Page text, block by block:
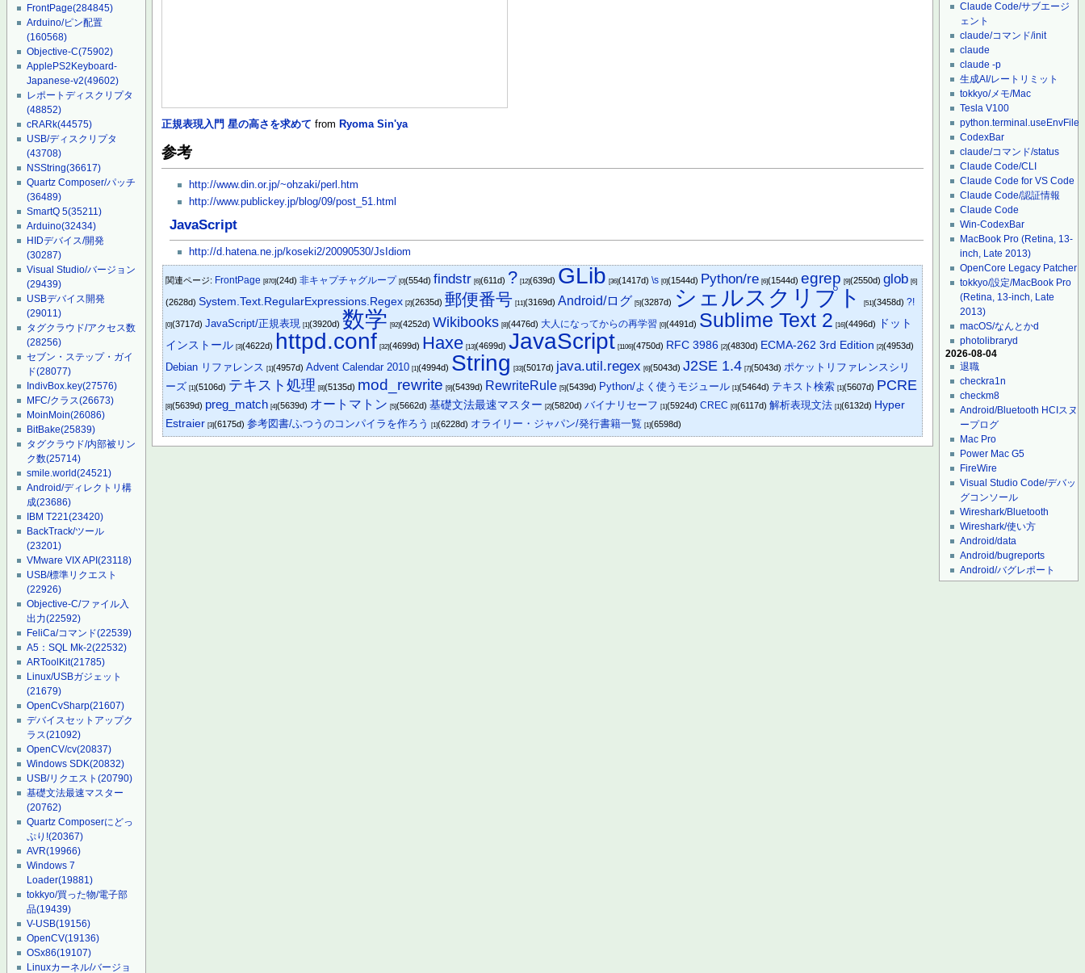
FrontPage(284845)
Arduino/ピン配置
(160568)
Objective-C(75902)
ApplePS2Keyboard-
Japanese-v2(49602)
レポートディスクリプタ
(48852)
cRARk(44575)
USB/ディスクリプタ
(43708)
NSString(36617)
Quartz Composer/パッチ
(36489)
SmartQ 5(35211)
Arduino(32434)
HIDデバイス/開発
(30287)
Visual Studio/バージョン
(29439)
USBデバイス開発
(29011)
タグクラウド/アクセス数
(28256)
セブン・ステップ・ガイ
ド(28077)
IndivBox.key(27576)
MFC/クラス(26673)
MoinMoin(26086)
BitBake(25839)
タグクラウド/内部被リン
ク数(25714)
smile.world(24521)
Android/ディレクトリ構
成(23686)
IBM T221(23420)
BackTrack/ツール
(23201)
VMware VIX API(23118)
USB/標準リクエスト
(22926)
Objective-C/ファイル入
出力(22592)
FeliCa/コマンド(22539)
A5：SQL Mk-2(22532)
ARToolKit(21785)
Linux/USBガジェット
(21679)
OpenCvSharp(21607)
デバイスセットアップク
ラス(21092)
OpenCV/cv(20837)
Windows SDK(20832)
USB/リクエスト(20790)
基礎文法最速マスター
(20762)
Quartz Composerにどっ
ぷり!(20367)
AVR(19966)
Windows 7
Loader(19881)
tokkyo/買った物/電子部
品(19439)
V-USB(19156)
OpenCV(19136)
OSx86(19107)
Linuxカーネル/バージョ
正規表現入門 星の高さを求めて from Ryoma Sin'ya
参考
http://www.din.or.jp/~ohzaki/perl.htm
http://www.publickey.jp/blog/09/post_51.html
JavaScript
http://d.hatena.ne.jp/koseki2/20090530/JsIdiom
関連ページ: FrontPage [870](24d)非キャプチャグループ [0](554d)findstr [6](611d) ? [12](639d) GLib [36](1417d)\s [0](1544d) Python/re [6](1544d)egrep [9](2550d)glob [6]
(2628d)System.Text.RegularExpressions.Regex [2](2635d)郵便番号 [11](3169d)Android/ログ [5](3287d) シェルスクリプト [51](3458d)?!
[0](3717d)JavaScript/正規表現 [1](3920d) 数学 [92](4252d) Wikibooks [8](4476d) 大人になってからの再学習 [0](4491d) Sublime Text 2 [16](4496d)
ドット
インストール [3](4622d) httpd.conf [32](4699d) Haxe [13](4699d)JavaScript [1106](4750d) RFC 3986 [2](4830d) ECMA-262 3rd Edition [2](4953d)
Debian リファレンス [1](4957d)Advent Calendar 2010 [1](4994d) String [33](5017d) java.util.regex [6](5043d)J2SE 1.4 [7](5043d) ポケットリファレンスシリ
ーズ [1](5106d) テキスト処理 [8](5135d) mod_rewrite [9](5439d) RewriteRule [5](5439d) Python/よく使うモジュール [1](5464d) テキスト検索 [1](5607d) PCRE
[8](5639d) preg_match [4](5639d) オートマトン [5](5662d)基礎文法最速マスター [2](5820d)バイナリセーフ [1](5924d)CREC [0](6117d)解析表現文法 [1](6132d) Hyper
Estraier [3](6175d)参考図書/ふつうのコンパイラを作ろう [1](6228d) オライリー・ジャパン/発行書籍一覧 [1](6598d)
Claude Code/サブエージ
ェント
claude/コマンド/init
claude
claude -p
生成AI/レートリミット
tokkyo/メモ/Mac
Tesla V100
python.terminal.useEnvFile
CodexBar
claude/コマンド/status
Claude Code/CLI
Claude Code for VS Code
Claude Code/認証情報
Claude Code
Win-CodexBar
MacBook Pro (Retina, 13-
inch, Late 2013)
OpenCore Legacy Patcher
tokkyo/設定/MacBook Pro
(Retina, 13-inch, Late
2013)
macOS/なんとかd
photolibraryd
2026-08-04
退職
checkra1n
checkm8
Android/Bluetooth HCIスヌ
ープログ
Mac Pro
Power Mac G5
FireWire
Visual Studio Code/デバッ
グコンソール
Wireshark/Bluetooth
Wireshark/使い方
Android/data
Android/bugreports
Android/バグレポート